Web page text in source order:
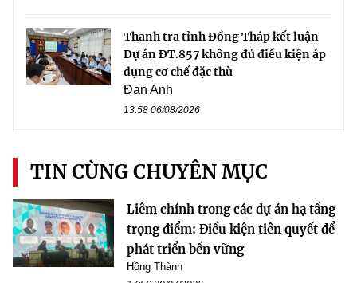
Thanh tra tỉnh Đồng Tháp kết luận
Dự án ĐT.857 không đủ điều kiện áp
dụng cơ chế đặc thù
Đan Anh
13:58 06/08/2026
TIN CÙNG CHUYÊN MỤC
Liêm chính trong các dự án hạ tầng
trọng điểm: Điều kiện tiên quyết để
phát triển bền vững
Hồng Thành